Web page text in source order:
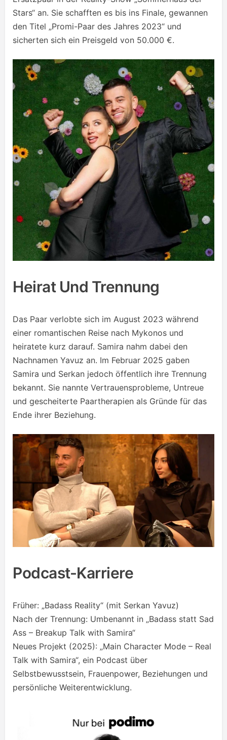
Stars“ an. Sie schafften es bis ins Finale, gewannen
den Titel „Promi-Paar des Jahres 2023“ und
sicherten sich ein Preisgeld von 50.000 €.
Heirat Und Trennung
Das Paar verlobte sich im August 2023 während
einer romantischen Reise nach Mykonos und
heiratete kurz darauf. Samira nahm dabei den
Nachnamen Yavuz an. Im Februar 2025 gaben
Samira und Serkan jedoch öffentlich ihre Trennung
bekannt. Sie nannte Vertrauensprobleme, Untreue
und gescheiterte Paartherapien als Gründe für das
Ende ihrer Beziehung.
Podcast-Karriere
Früher: „Badass Reality“ (mit Serkan Yavuz)
Nach der Trennung: Umbenannt in „Badass statt Sad
Ass – Breakup Talk with Samira“
Neues Projekt (2025): „Main Character Mode – Real
Talk with Samira“, ein Podcast über
Selbstbewusstsein, Frauenpower, Beziehungen und
persönliche Weiterentwicklung.